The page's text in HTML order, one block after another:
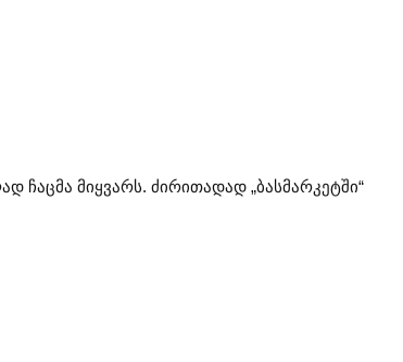
ჩაცმა მიყვარს. ძირითადად „ბასმარკეტში“